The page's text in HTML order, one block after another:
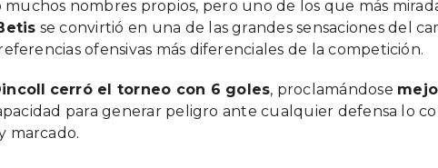
muchos nombres propios, pero uno de los que más
se convirtió en una de las grandes sensaciones del
ofensivas más diferenciales de la competición.
cerró el torneo con 6 goles, proclamándose
para generar peligro ante cualquier defensa lo
marcado.